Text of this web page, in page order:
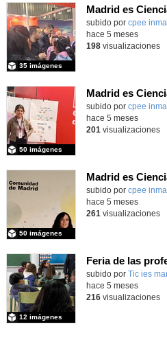
Madrid es
subido por cpee
35 imágenes
hace 5 meses
198visualizaciones
Madrid es
subido por cpee
50 imágenes
hace 5 meses
201 visualizaciones
Madrid es
subido por cpee
50 imágenes
hace 5 meses
261 visualizaciones
subido por Tic ies
12 imágenes
hace 5 meses
216visualizaciones